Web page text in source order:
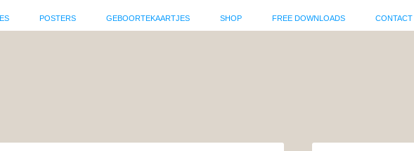
POSTERS GEBOORTEKAARTJES SHOP FREE DOWNLOADS CONTACT